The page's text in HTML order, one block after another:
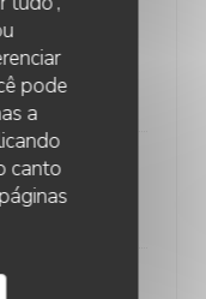
pode
a
canto